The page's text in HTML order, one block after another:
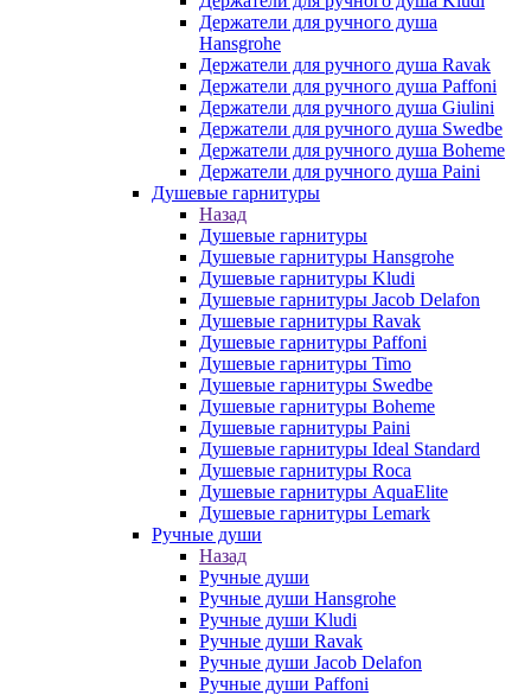
Держатели для ручного душа
Hansgrohe
Держатели для ручного душа Ravak
Держатели для ручного душа Paffoni
Держатели для ручного душа Giulini
Держатели для ручного душа Swedbe
Держатели для ручного душа Boheme
Держатели для ручного душа Paini
Душевые гарнитуры
Назад
Душевые гарнитуры
Душевые гарнитуры Hansgrohe
Душевые гарнитуры Kludi
Душевые гарнитуры Jacob Delafon
Душевые гарнитуры Ravak
Душевые гарнитуры Paffoni
Душевые гарнитуры Timo
Душевые гарнитуры Swedbe
Душевые гарнитуры Boheme
Душевые гарнитуры Paini
Душевые гарнитуры Ideal Standard
Душевые гарнитуры Roca
Душевые гарнитуры AquaElite
Душевые гарнитуры Lemark
Ручные души
Назад
Ручные души
Ручные души Hansgrohe
Ручные души Kludi
Ручные души Ravak
Ручные души Jacob Delafon
Ручные души Paffoni